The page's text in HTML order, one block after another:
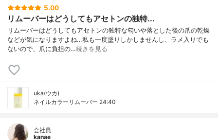
5.00
リムーバーはどうしてもアセトンの独特...
リムーバーはどうしてもアセトンの独特な匂いや落とした後の爪の乾燥
などが気になりますよね…私も一度塗りしかしませんし、ラメ入りでも
ないので、爪に負担の…続きを見る
uka(ウカ)
ネイルカラーリムーバー 24:40
会社員
kanae